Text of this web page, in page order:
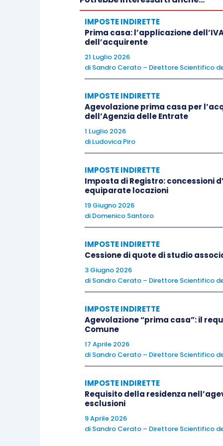
diritto di usufruttoè pacificamente
(cfr.,Cass. Sent. 30.10.2000, n. 14279).
Inoltre, la Suprema Corte ha
comproprietà, perché l’acquisto del
verifica solo in modo indiretto
l’interesse degli altri contitolari si
A parere della Cassazione,
abdicativa operata non costituisce
evince che le parti hanno dichiarato
spirito di liberalità, laddove, invece,
Nel caso in esame, gli eredi,
e successivamente, rinunciando alla
proprietà in capo al
proprietà, ai sensi dell’
già acquisito in capo ai rinuncianti.
Si sarebbe pervenuti allo stesso
rinunciato all’eredità ex articolo 519
direttamente dalde cuius
divenendo comproprietari
IMPOSTE INDIRETTE
Prima casa: l’applicazione
dell’acquirente
21 Luglio 2026
di Sandro Cerato – Direttore Scientifico
IMPOSTE INDIRETTE
Agevolazione prima casa per
dell’Agenzia delle Entrate
1 Luglio 2026
di Ludovica Piro
IMPOSTE INDIRETTE
Imposta di Registro: concessioni
equiparate locazioni
19 Giugno 2026
di Domenico Santoro
IMPOSTE INDIRETTE
Cessione di quote di studio
3 Giugno 2026
di Sandro Cerato – Direttore Scientifico
IMPOSTE INDIRETTE
Agevolazione “prima casa”: il
Comune
17 Aprile 2026
di Sandro Cerato – Direttore Scientifico
IMPOSTE INDIRETTE
Requisito della residenza
esclusioni
9 Aprile 2026
di Sandro Cerato – Direttore Scientifico